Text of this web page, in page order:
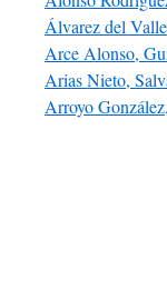
Álvarez del
Arce Alonso,
Arias Nieto,
Arroyo